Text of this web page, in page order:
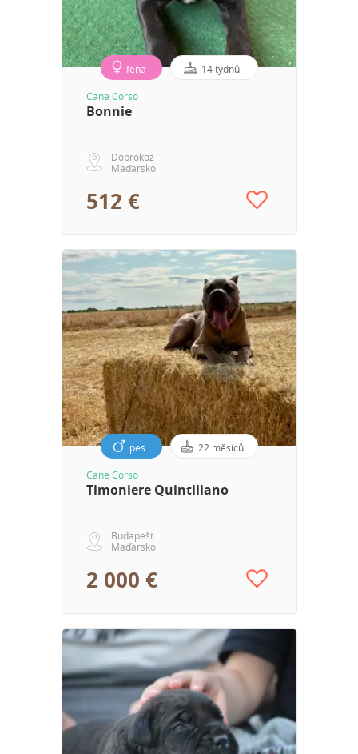
fena 14 týdnů
Cane Corso
Bonnie
Döbrököz
Maďarsko
512 €
pes 22 měsíců
Cane Corso
Timoniere Quintiliano
Budapešť
Maďarsko
2 000 €